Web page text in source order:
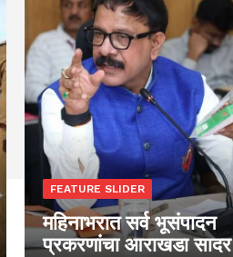
FEATURE SLIDER
महिनाभरात सर्व भूसंपादन
प्रकरणांचा आराखडा